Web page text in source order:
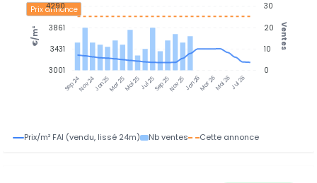
Sep 24Nov 24Jan 25Mar 25Mai 25Jul 25Sep 25Nov 25Jan 26Mar 26Mai 26Jul 26
Prix annonce 30
20
10
0
Ventes
4290
3861
3431
3001
€/m²
Prix/m² FAI (vendu, lissé 24m) Nb ventes Cette annonce